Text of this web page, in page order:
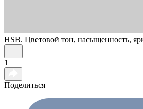
HSB. Цветовой тон, насыщенность,
1
Поделиться